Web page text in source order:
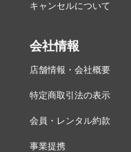
キャンセルについて
会社情報
店舗情報・会社概要
特定商取引法の表示
会員・レンタル約款
事業提携